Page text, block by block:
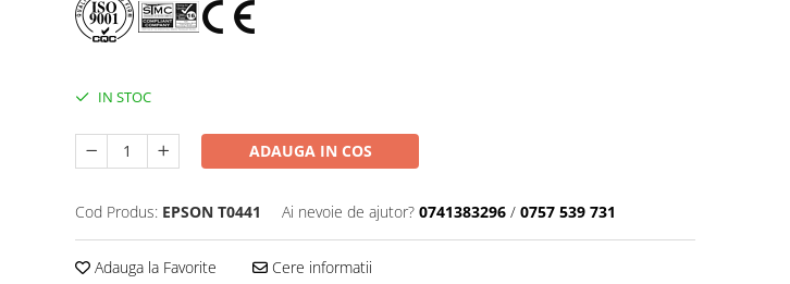
IN STOC
ADAUGA IN COS
Cod Produs: EPSON T0441 Ai nevoie de ajutor? 0741383296 / 0757 539 731
Adauga la Favorite Cere informatii